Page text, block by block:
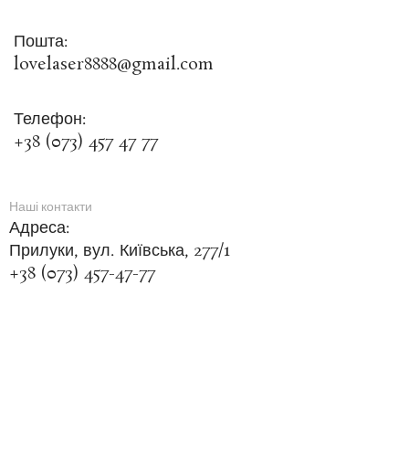
Пошта:
lovelaser8888@gmail.com
Телефон:
+38 (073) 457 47 77
Наші контакти
Адреса:
Прилуки, вул. Київська, 277/1
+38 (073) 457-47-77